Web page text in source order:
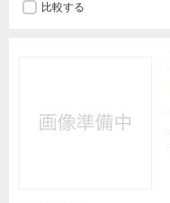
比較する